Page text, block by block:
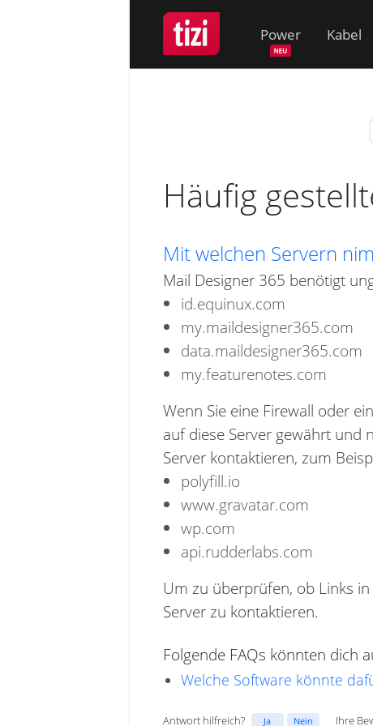
Power Kabel
Häufig
Mit welchen Servern
Mail Designer 365 benötigt
id.equinux.com
my.maildesigner365.com
data.maildesigner365.com
my.featurenotes.com
Wenn Sie eine Firewall oder
auf diese Server gewährt und
Server kontaktieren, zum
polyfill.io
www.gravatar.com
wp.com
api.rudderlabs.com
Um zu überprüfen, ob Links
Server zu kontaktieren.
Folgende FAQs könnten dich
Welche Software könnte
Antwort hilfreich? Ja Nein Ihre